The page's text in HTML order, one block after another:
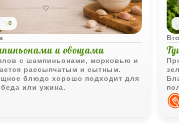
0
и овощами
с шампиньонами, морковью и
рассыпчатым и сытным.
блюдо хорошо подходит для
или ужина.